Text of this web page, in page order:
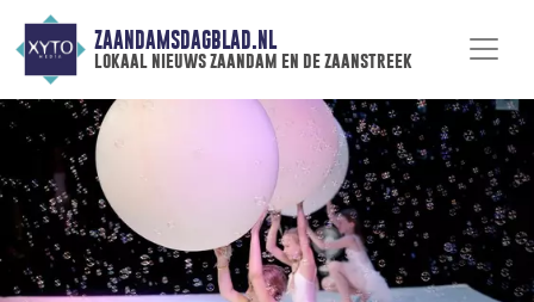
ZAANDAMSDAGBLAD.NL
lokaal nieuws zaandam en de zaanstreek